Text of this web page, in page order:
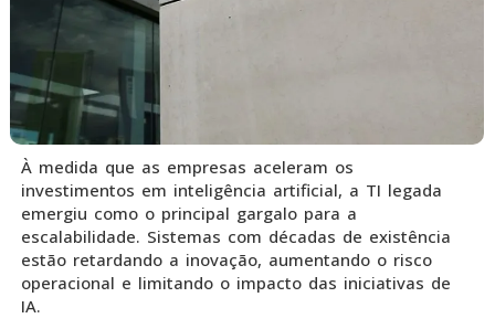
À medida que as empresas aceleram os
investimentos em inteligência artificial, a TI legada
emergiu como o principal gargalo para a
escalabilidade. Sistemas com décadas de existência
estão retardando a inovação, aumentando o risco
operacional e limitando o impacto das iniciativas de
IA.